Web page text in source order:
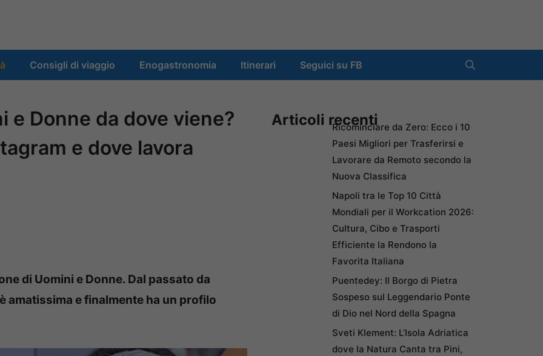
Consigli di viaggio Enogastronomia Itinerari Seguici su FB
e Donne da dove viene?
e dove lavora
di Uomini e Donne. Dal passato da
amatissima e finalmente ha un profilo
Articoli recentiRicominciare da Zero: Ecco i 10
Paesi Migliori per Trasferirsi e
Lavorare da Remoto secondo la
Nuova Classifica
Napoli tra le Top 10 Città
Mondiali per il Workcation 2026:
Cultura, Cibo e Trasporti
Efficiente la Rendono la
Favorita Italiana
Puentedey: Il Borgo di Pietra
Sospeso sul Leggendario Ponte
di Dio nel Nord della Spagna
Sveti Klement: L’Isola Adriatica
dove la Natura Canta tra Pini,